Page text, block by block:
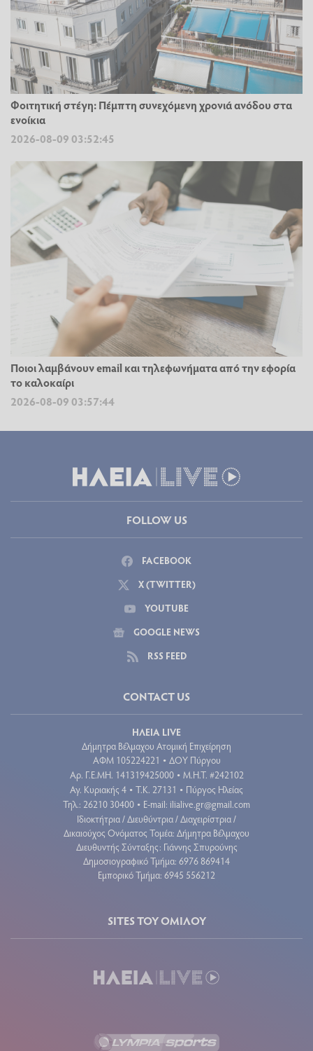
Φοιτητική στέγη: Πέμπτη συνεχόμενη χρονιά ανόδου στα
ενοίκια
2026-08-09 03:52:45
Ποιοι λαμβάνουν email και τηλεφωνήματα από την εφορία
το καλοκαίρι
2026-08-09 03:57:44
FOLLOW US
FACEBOOK
X (TWITTER)
YOUTUBE
GOOGLE NEWS
RSS FEED
CONTACT US
ΗΛΕΙΑ LIVE
Δήμητρα Βέλμαχου Ατομική Επιχείρηση
ΑΦΜ 105224221 • ΔΟΥ Πύργου
Aρ. Γ.Ε.ΜΗ. 141319425000 • Μ.Η.Τ. #242102
Αγ. Κυριακής 4 • Τ.Κ. 27131 • Πύργος Ηλείας
Τηλ.: 26210 30400 • E-mail: ilialive.gr@gmail.com
Ιδιοκτήτρια / Διευθύντρια / Διαχειρίστρια /
Δικαιούχος Ονόματος Τομέα: Δήμητρα Βέλμαχου
Διευθυντής Σύνταξης: Γιάννης Σπυρούνης
Δημοσιογραφικό Τμήμα: 6976 869414
Εμπορικό Τμήμα: 6945 556212
SITES ΤΟΥ ΟΜΙΛΟΥ